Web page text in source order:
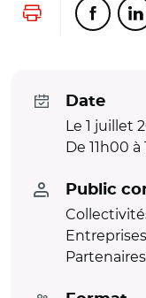
Lancer
Date
Le 1 juillet
De 11h00 à
Public
Entreprises
Partenaires